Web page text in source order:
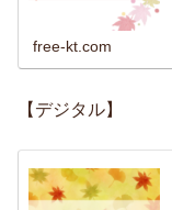
free-kt.com
【デジタル】